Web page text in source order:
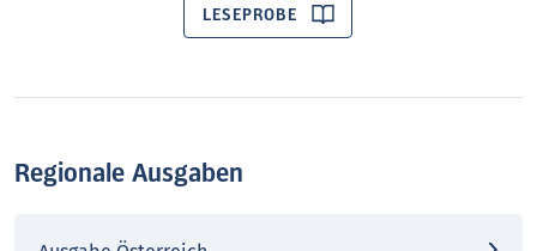
LESEPROBE
Regionale Ausgaben